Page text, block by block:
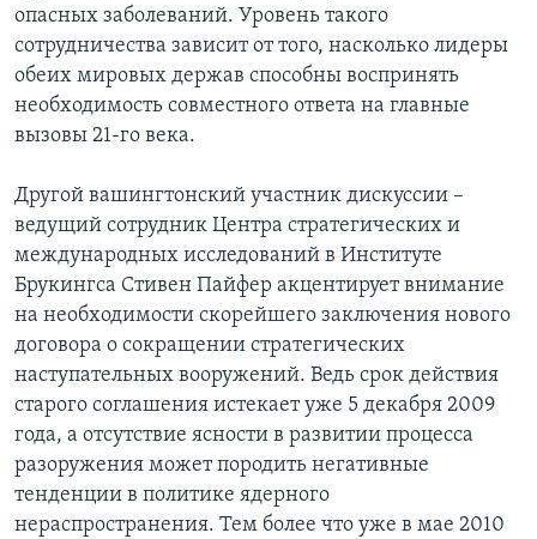
опасных заболеваний. Уровень такого
сотрудничества зависит от того, насколько лидеры
обеих мировых держав способны воспринять
необходимость совместного ответа на главные
вызовы 21-го века.
Другой вашингтонский участник дискуссии –
ведущий сотрудник Центра стратегических и
международных исследований в Институте
Брукингса Стивен Пайфер акцентирует внимание
на необходимости скорейшего заключения нового
договора о сокращении стратегических
наступательных вооружений. Ведь срок действия
старого соглашения истекает уже 5 декабря 2009
года, а отсутствие ясности в развитии процесса
разоружения может породить негативные
тенденции в политике ядерного
нераспространения. Тем более что уже в мае 2010